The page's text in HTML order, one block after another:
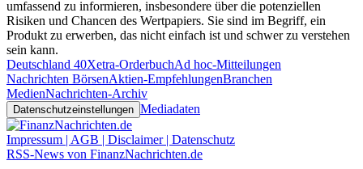
umfassend zu informieren, insbesondere über die potenziellen
Risiken und Chancen des Wertpapiers. Sie sind im Begriff, ein
Produkt zu erwerben, das nicht einfach ist und schwer zu verstehen
sein kann.
Deutschland 40Xetra-OrderbuchAd hoc-Mitteilungen
Nachrichten BörsenAktien-EmpfehlungenBranchen
MedienNachrichten-Archiv
Datenschutzeinstellungen Mediadaten
Impressum | AGB | Disclaimer | Datenschutz
RSS-News von FinanzNachrichten.de